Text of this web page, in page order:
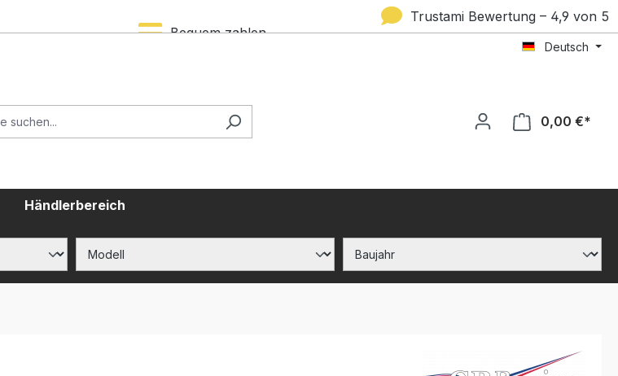
Bequem zahlen
Trustami Bewertung – 4,9 von 5
Sternen
Deutsch
0,00 €*
Händlerbereich